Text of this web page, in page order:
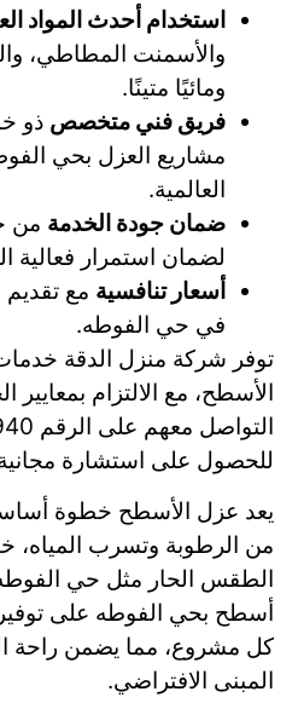
استخدام أحدث المواد
والأسمنت المطاطي،
ومائيًا متينًا.
فريق فني متخصص ذو
مشاريع العزل بحي
العالمية.
ضمان جودة الخدمة من
لضمان استمرار فعالية
أسعار تنافسية مع
في حي الفوطه.
توفر شركة منزل الدقة
الأسطح، مع الالتزام بمعايير
للحصول على استشارة
يعد عزل الأسطح خطوة
من الرطوبة وتسرب المياه،
الطقس الحار مثل حي
أسطح بحي الفوطه على
كل مشروع، مما يضمن راحة
المبنى الافتراضي.